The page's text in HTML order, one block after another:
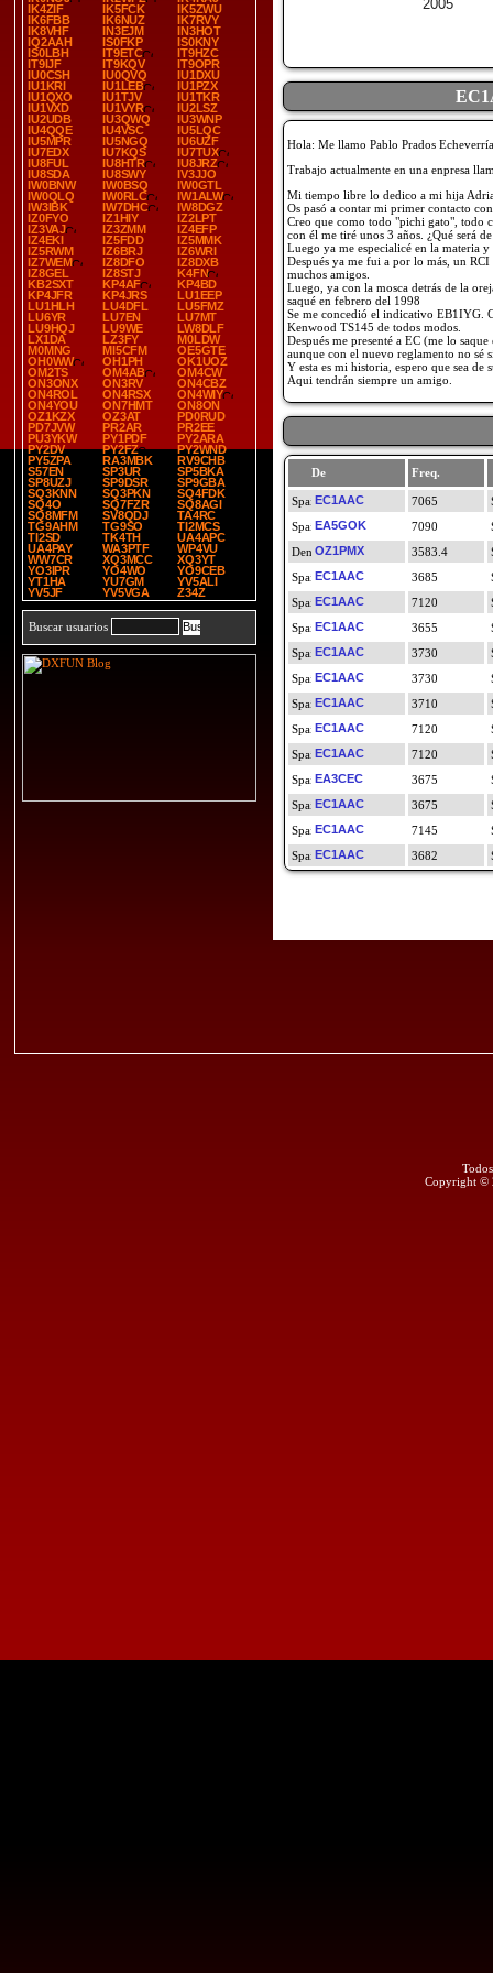
IK4ZIF
IK5FCK
IK5ZWU
IK6FBB
IK6NUZ
IK7RVY
IK8VHF
IN3EJM
IN3HOT
IQ2AAH
IS0FKP
IS0KNY
IS0LBH
IT9ETC
IT9HZC
IT9IJF
IT9KQV
IT9OPR
IU0CSH
IU0QVQ
IU1DXU
IU1KRI
IU1LEB
IU1PZX
IU1QXO
IU1TJV
IU1TKR
IU1VXD
IU1VYR
IU2LSZ
IU2UDB
IU3QWQ
IU3WNP
IU4QQE
IU4VSC
IU5LQC
IU5MPR
IU5NGQ
IU6UZF
IU7EDX
IU7KQS
IU7TUX
IU8FUL
IU8HTR
IU8JRZ
IU8SDA
IU8SWY
IV3JJO
IW0BNW
IW0BSQ
IW0GTL
IW0QLQ
IW0RLC
IW1ALW
IW3IBK
IW7DHC
IW8DGZ
IZ0FYO
IZ1HIY
IZ2LPT
IZ3VAJ
IZ3ZMM
IZ4EFP
IZ4EKI
IZ5FDD
IZ5MMK
IZ5RWM
IZ6BRJ
IZ6WRI
IZ7WEM
IZ8DFO
IZ8DXB
IZ8GEL
IZ8STJ
K4FN
KB2SXT
KP4AF
KP4BD
KP4JFR
KP4JRS
LU1EEP
LU1HLH
LU4DFL
LU5FMZ
LU6YR
LU7EN
LU7MT
LU9HQJ
LU9WE
LW8DLF
LX1DA
LZ3FY
M0LDW
M0MNG
MI5CFM
OE5GTE
OH0WW
OH1PH
OK1UOZ
OM2TS
OM4AB
OM4CW
ON3ONX
ON3RV
ON4CBZ
ON4ROL
ON4RSX
ON4WIY
ON4YOU
ON7HMT
ON8ON
OZ1KZX
OZ3AT
PD0RUD
PD7JVW
PR2AR
PR2EE
PU3YKW
PY1PDF
PY2ARA
PY2DV
PY2FZ
PY2WND
PY5ZPA
RA3MBK
RV9CHB
S57EN
SP3UR
SP5BKA
SP8UZJ
SP9DSR
SP9GBA
SQ3KNN
SQ3PKN
SQ4FDK
SQ4O
SQ7FZR
SQ8AGI
SQ8MFM
SV8QDJ
TA4RC
TG9AHM
TG9SO
TI2MCS
TI2SD
TK4TH
UA4APC
UA4PAY
WA3PTF
WP4VU
WW7CR
XQ3MCC
XQ3YT
YO3IPR
YO4WO
YO9CEB
YT1HA
YU7GM
YV5ALI
YV5JF
YV5VGA Z34Z
Buscar usuarios
2005
Hola: Me llamo Pablo Prados
Trabajo actualmente en una enpresa
Mi tiempo libre lo dedico a mi hija
Os pasó a contar mi primer contacto
Creo que como todo "pichi gato", todo
con él me tiré unos 3 años. ¿Qué será
Luego ya me especialicé en la materia
Después ya me fui a por lo más, un
muchos amigos.
Luego, ya con la mosca detrás de la
saqué en febrero del 1998
Se me concedió el indicativo EB1IYG.
Kenwood TS145 de todos modos.
Después me presenté a EC (me lo
aunque con el nuevo reglamento no sé
Y esta es mi historia, espero que sea de
Aqui tendrán siempre un amigo.
De Freq.
EC1AAC
7065
EA5GOK
7090
OZ1PMX
3583.4
EC1AAC
3685
EC1AAC
7120
EC1AAC
3655
EC1AAC
3730
EC1AAC
3730
EC1AAC
3710
EC1AAC
7120
EC1AAC
7120
EA3CEC
3675
EC1AAC
3675
EC1AAC
7145
EC1AAC
3682
Copyright ©